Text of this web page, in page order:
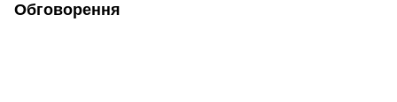
Обговорення